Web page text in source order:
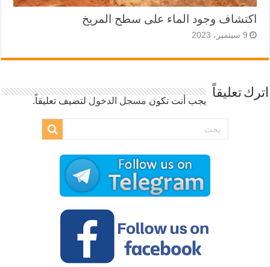
اكتشاف وجود الماء على سطح المريخ
9 سبتمبر، 2023
اترك تعليقاً
يجب أنت تكون مسجل الدخول لتضيف تعليقاً.